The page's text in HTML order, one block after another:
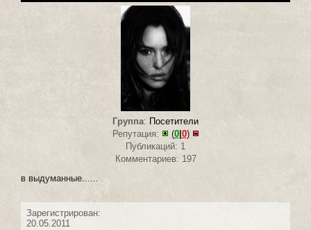
Группа: Посетители
Репутация:
(0| 0)
Публикаций: 1
Комментариев: 197
в выдуманные......
Зарегистрирован:
20.05.2011